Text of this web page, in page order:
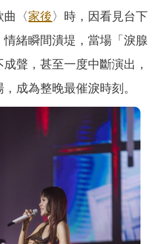
曲〈家後〉時，因看見台下
緒瞬間潰堤，當場「淚腺
成聲，甚至一度中斷演出，
成為整晚最催淚時刻。